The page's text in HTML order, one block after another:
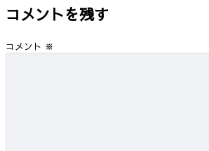
コメントを残す
コメント ※